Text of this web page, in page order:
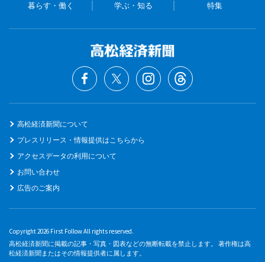
暮らす・働く 学ぶ・知る 特集
高松経済新聞について
プレスリリース・情報提供はこちらから
アクセスデータの利用について
お問い合わせ
広告のご案内
Copyright 2026 First Follow All rights reserved.
高松経済新聞に掲載の記事・写真・図表などの無断転載を禁止します。 著作権は高
松経済新聞またはその情報提供者に属します。